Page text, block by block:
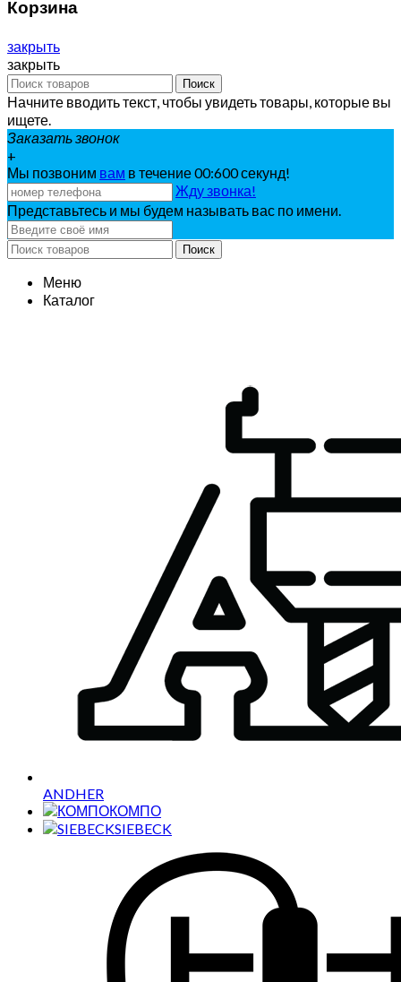
Корзина
закрыть
закрыть
Поиск
Начните вводить текст, чтобы увидеть товары, которые вы
ищете.
Заказать звонок
+
Мы позвоним вам в течение 00:600секунд!
Жду звонка!
Представьтесь и мы будем называть вас по имени.
Поиск
Меню
Каталог
ANDHER
КОМПО
SIEBECK